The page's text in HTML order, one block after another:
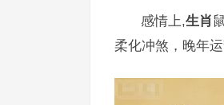
感情上,生肖
柔化冲煞，晚年